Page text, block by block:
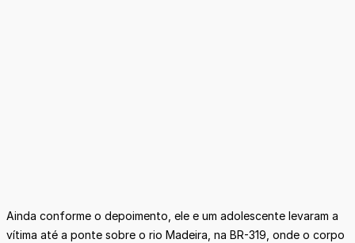
Ainda conforme o depoimento, ele e um adolescente levaram a
vítima até a ponte sobre o rio Madeira, na BR-319, onde o corpo